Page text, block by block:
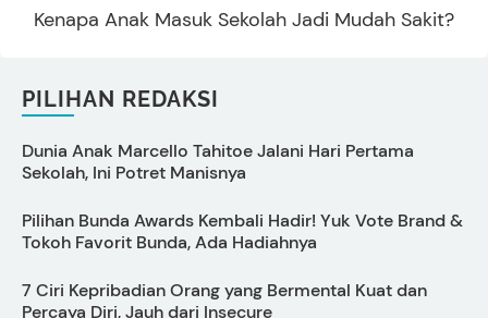
Kenapa Anak Masuk Sekolah Jadi Mudah Sakit?
PILIHAN REDAKSI
Dunia Anak Marcello Tahitoe Jalani Hari Pertama
Sekolah, Ini Potret Manisnya
Pilihan Bunda Awards Kembali Hadir! Yuk Vote Brand &
Tokoh Favorit Bunda, Ada Hadiahnya
7 Ciri Kepribadian Orang yang Bermental Kuat dan
Percaya Diri, Jauh dari Insecure